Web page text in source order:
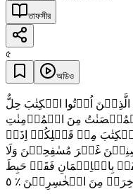
তাফসীর
৫
অডিও
الَّذِیۡنَ اُوۡتُوا الۡکِتٰبَ حِلٌّ
مِنَ الۡمُؤۡمِنٰتِ
مِنۡ قَبۡلِکُمۡ اِذَاۤ
غَیۡرَ مُسٰفِحِیۡنَ وَلَا
بِالۡاِیۡمَانِ فَقَدۡ حَبِطَ
مِنَ الۡخٰسِرِیۡنَ ٪ ٥